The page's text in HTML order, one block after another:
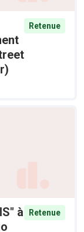
Retenue
à
Retenue